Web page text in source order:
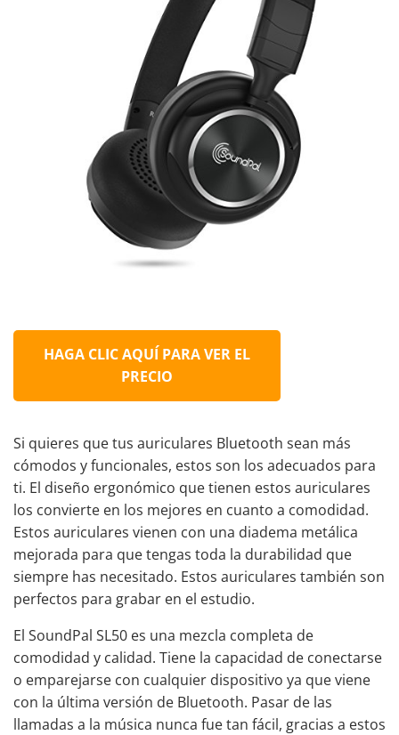
HAGA CLIC AQUÍ PARA VER EL
PRECIO
Si quieres que tus auriculares Bluetooth sean más
cómodos y funcionales, estos son los adecuados para
ti. El diseño ergonómico que tienen estos auriculares
los convierte en los mejores en cuanto a comodidad.
Estos auriculares vienen con una diadema metálica
mejorada para que tengas toda la durabilidad que
siempre has necesitado. Estos auriculares también son
perfectos para grabar en el estudio.
El SoundPal SL50 es una mezcla completa de
comodidad y calidad. Tiene la capacidad de conectarse
o emparejarse con cualquier dispositivo ya que viene
con la última versión de Bluetooth. Pasar de las
llamadas a la música nunca fue tan fácil, gracias a estos